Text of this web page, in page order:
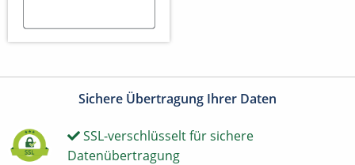
Sichere Übertragung Ihrer Daten
SSL-verschlüsselt für sichere
Datenübertragung